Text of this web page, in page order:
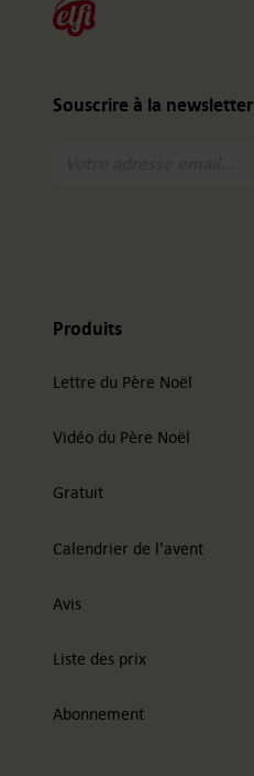
Souscrire à la newsletter
Produits
Lettre du Père Noël
Vidéo du Père Noël
Gratuit
Calendrier de l'avent
Avis
Liste des prix
Abonnement